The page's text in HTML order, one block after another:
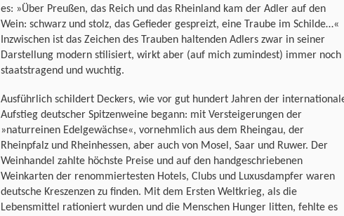
es: »Über Preußen, das Reich und das Rheinland kam der Adler auf den
Wein: schwarz und stolz, das Gefieder gespreizt, eine Traube im Schilde…«
Inzwischen ist das Zeichen des Trauben haltenden Adlers zwar in seiner
Darstellung modern stilisiert, wirkt aber (auf mich zumindest) immer noch
staatstragend und wuchtig.
Ausführlich schildert Deckers, wie vor gut hundert Jahren der
Aufstieg deutscher Spitzenweine begann: mit Versteigerungen der
»naturreinen Edelgewächse«, vornehmlich aus dem Rheingau, der
Rheinpfalz und Rheinhessen, aber auch von Mosel, Saar und Ruwer. Der
Weinhandel zahlte höchste Preise und auf den handgeschriebenen
Weinkarten der renommiertesten Hotels, Clubs und Luxusdampfer waren
deutsche Kreszenzen zu finden. Mit dem Ersten Weltkrieg, als die
Lebensmittel rationiert wurden und die Menschen Hunger litten, fehlte es